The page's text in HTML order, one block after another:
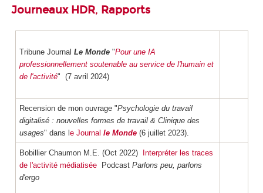
Journeaux HDR, Rapports
Tribune Journal Le Monde "Pour une IA
professionnellement soutenable au service de l'humain et
de l'activité" (7 avril 2024)
Recension de mon ouvrage "Psychologie du travail
digitalisé : nouvelles formes de travail & Clinique des
usages" dans le Journal le Monde (6 juillet 2023).
Bobillier Chaumon M.E. (Oct 2022) Interpréter les traces
de l'activité médiatisée Podcast Parlons peu, parlons
d'ergo